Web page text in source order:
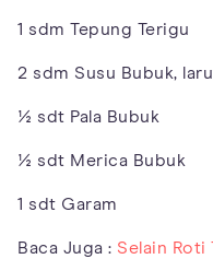
1 sdm Tepung Terigu
2 sdm Susu Bubuk,
½ sdt Pala Bubuk
½ sdt Merica Bubuk
1 sdt Garam
Baca Juga : Selain Roti